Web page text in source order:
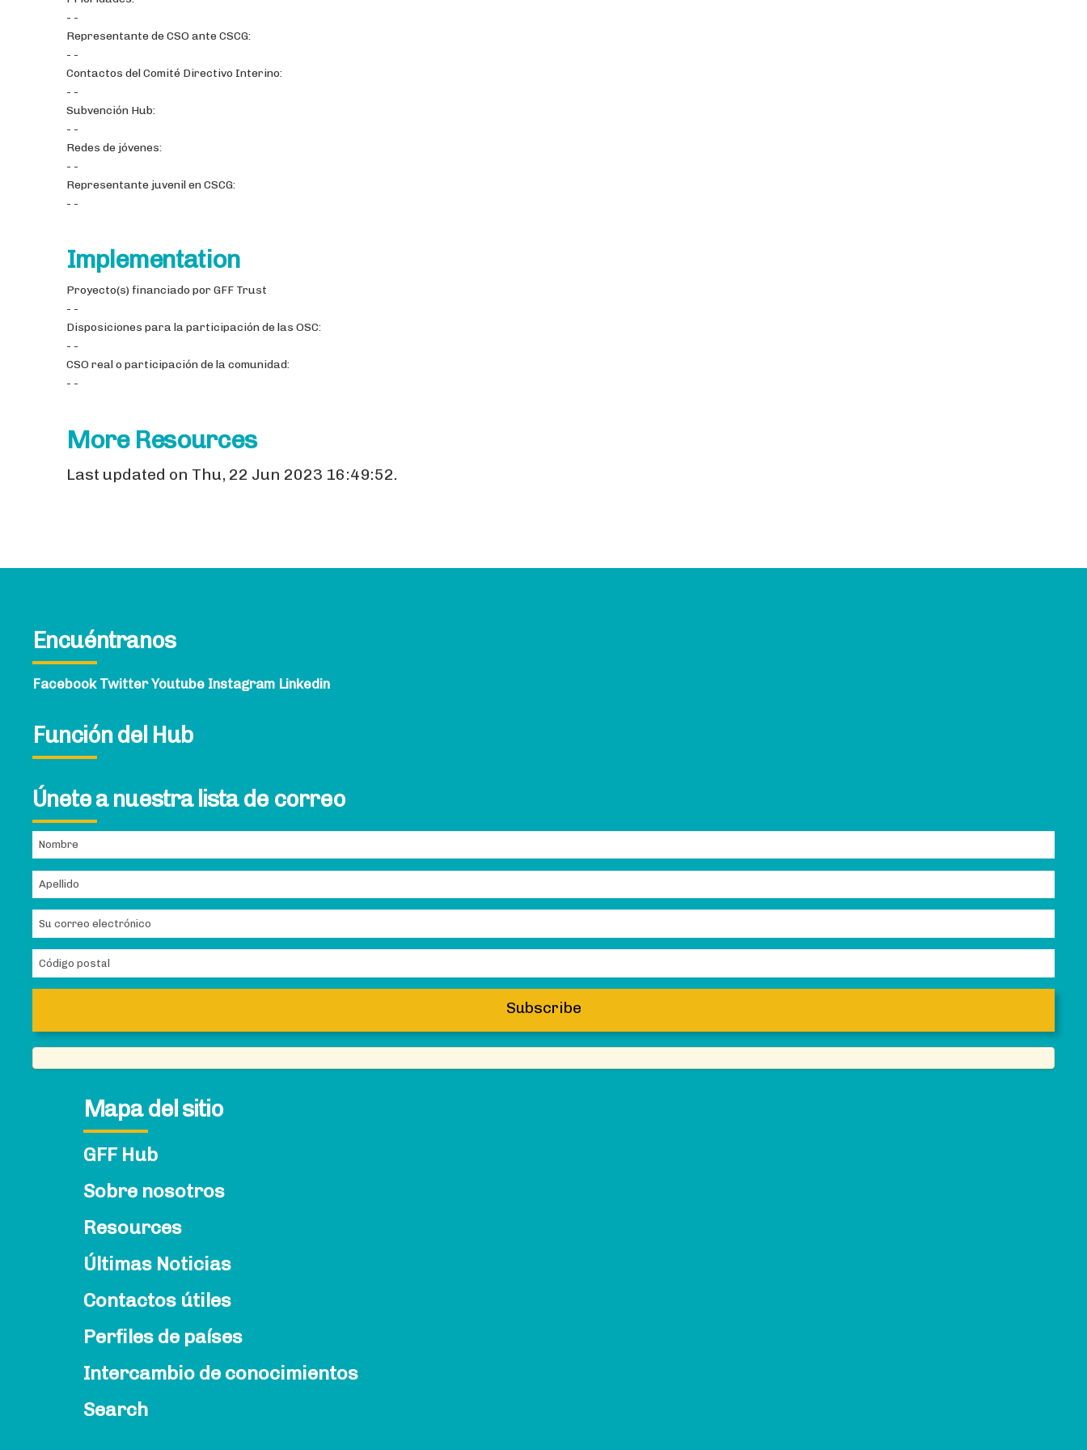
- -
Representante de CSO ante CSCG:
- -
Contactos del Comité Directivo Interino:
- -
Subvención Hub:
- -
Redes de jóvenes:
- -
Representante juvenil en CSCG:
- -
Implementation
Proyecto(s) financiado por GFF Trust
- -
Disposiciones para la participación de las OSC:
- -
CSO real o participación de la comunidad:
- -
More Resources
Last updated on Thu, 22 Jun 2023 16:49:52.
Encuéntranos
Facebook Twitter Youtube Instagram Linkedin
Función del Hub
Únete a nuestra lista de correo
Mapa del sitio
GFF Hub
Sobre nosotros
Resources
Últimas Noticias
Contactos útiles
Perfiles de países
Intercambio de conocimientos
Search